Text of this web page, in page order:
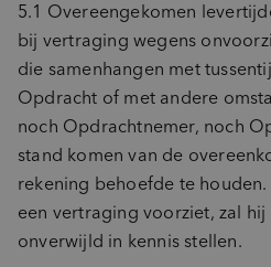
5.1 Overeengekomen
bij vertraging wegens
die samenhangen met
Opdracht of met andere
noch Opdrachtnemer, noch
stand komen van de
rekening behoefde te
een vertraging voorziet, zal
onverwijld in kennis stellen.